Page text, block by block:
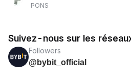
PONS
Suivez-nous sur les
Followers
@bybit_official